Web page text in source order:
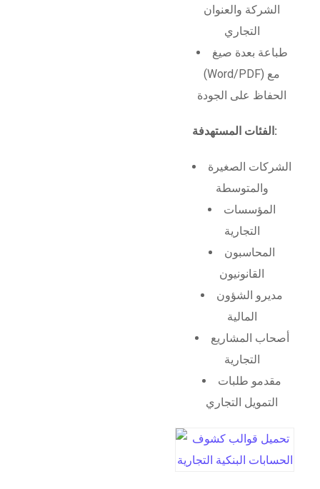
الشركة والعنوان
التجاري
طباعة بعدة صيغ
(Word/PDF) مع
الحفاظ على الجودة
الفئات المستهدفة:
الشركات الصغيرة
والمتوسطة
المؤسسات
التجارية
المحاسبون
القانونيون
مديرو الشؤون
المالية
أصحاب المشاريع
التجارية
مقدمو طلبات
التمويل التجاري